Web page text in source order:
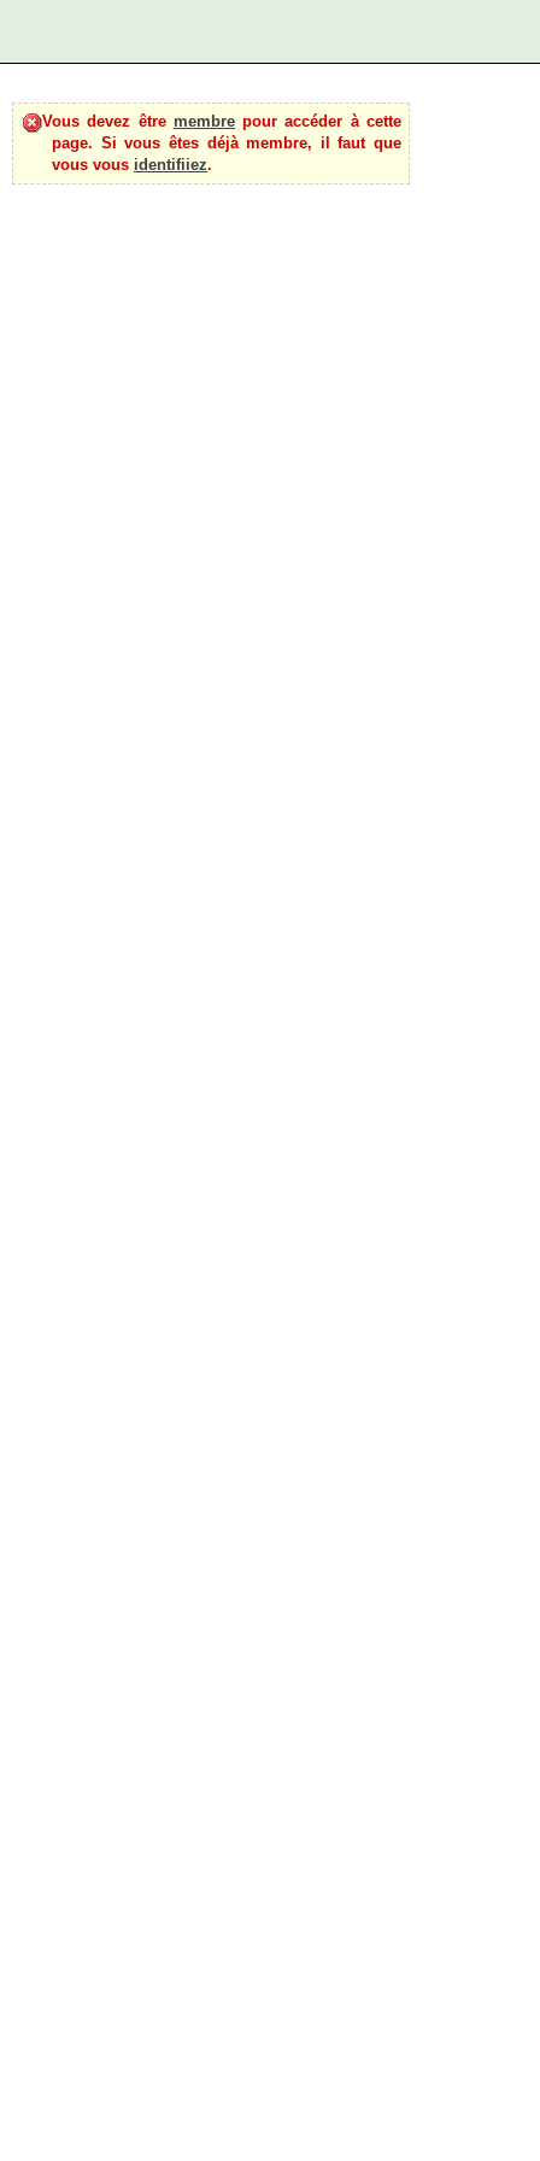
Vous devez être membrepour accéder à cette
page. Si vous êtes déjà membre, il faut que
vous vous identifiiez.